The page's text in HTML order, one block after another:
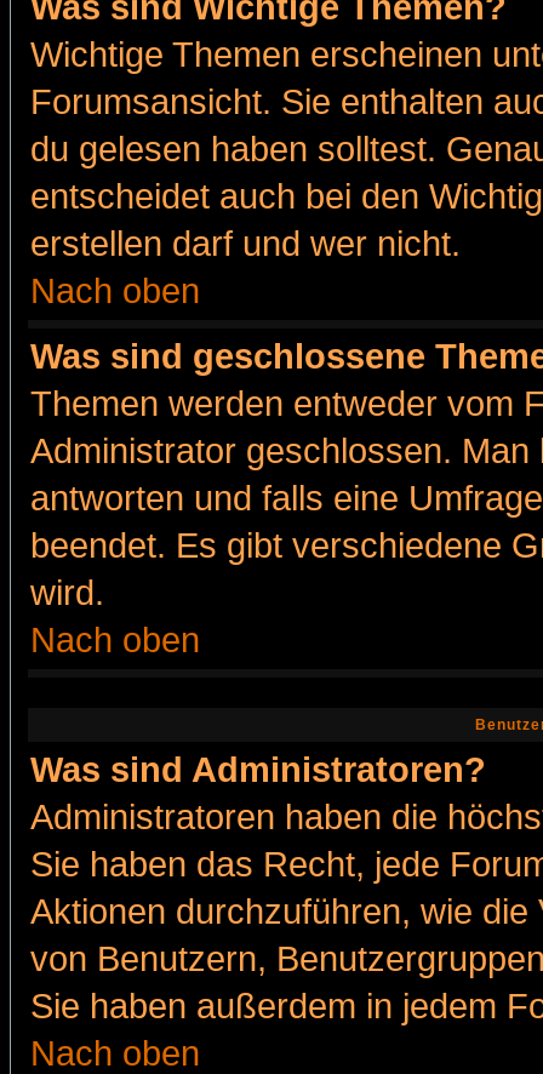
Wichtige Themen erscheinen
Forumsansicht. Sie enthalten
du gelesen haben solltest.
entscheidet auch bei den
erstellen darf und wer nicht.
Nach oben
Was sind geschlossene
Themen werden entweder vom
Administrator geschlossen.
antworten und falls eine
beendet. Es gibt verschiedene
wird.
Nach oben
Was sind Administratoren?
Administratoren haben die
Sie haben das Recht, jede
Aktionen durchzuführen, wie
von Benutzern,
Sie haben außerdem in jedem
Nach oben